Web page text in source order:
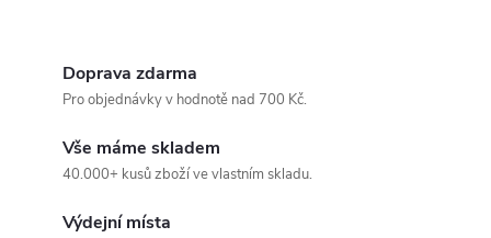
Doprava zdarma
Pro objednávky v hodnotě nad 700 Kč.
Vše máme skladem
40.000+ kusů zboží ve vlastním skladu.
Výdejní místa